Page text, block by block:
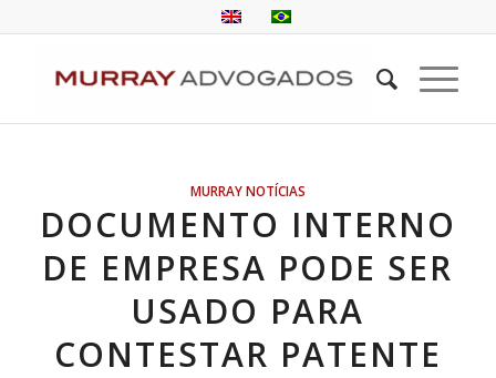
MURRAY NOTÍCIAS
DOCUMENTO INTERNO
DE EMPRESA PODE SER
USADO PARA
CONTESTAR PATENTE